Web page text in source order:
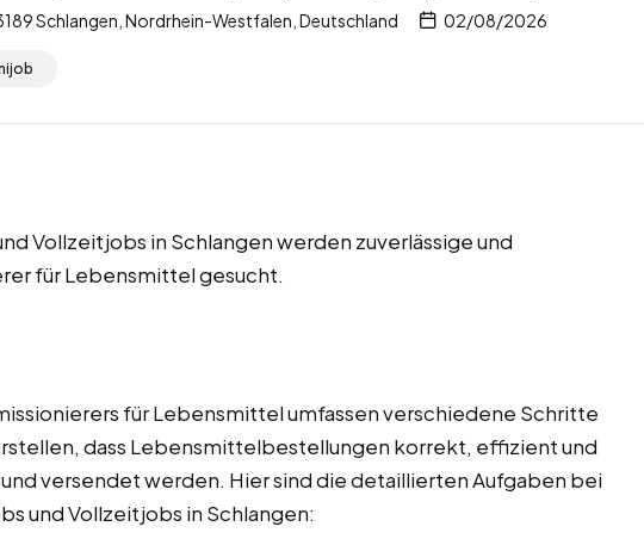
Schlangen, Nordrhein-Westfalen, Deutschland 02/08/2026
Vollzeitjobs in Schlangen werden zuverlässige und
für Lebensmittel gesucht.
für Lebensmittel umfassen verschiedene Schritte
dass Lebensmittelbestellungen korrekt, effizient und
versendet werden. Hier sind die detaillierten Aufgaben bei
und Vollzeitjobs in Schlangen: